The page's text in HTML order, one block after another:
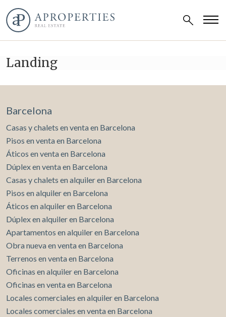
Landing
Barcelona
Casas y chalets en venta en Barcelona
Pisos en venta en Barcelona
Áticos en venta en Barcelona
Dúplex en venta en Barcelona
Casas y chalets en alquiler en Barcelona
Pisos en alquiler en Barcelona
Áticos en alquiler en Barcelona
Dúplex en alquiler en Barcelona
Apartamentos en alquiler en Barcelona
Obra nueva en venta en Barcelona
Terrenos en venta en Barcelona
Oficinas en alquiler en Barcelona
Oficinas en venta en Barcelona
Locales comerciales en alquiler en Barcelona
Locales comerciales en venta en Barcelona
Modificar cookies
Técnicas y funcionales